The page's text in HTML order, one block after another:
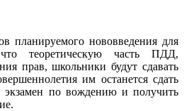
планируемого нововведения для
теоретическую часть ПДД,
прав, школьники будут сдавать
им останется сдать
экзамен по вождению и получить